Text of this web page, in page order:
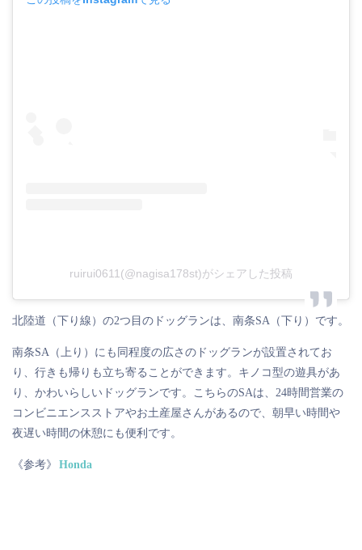
ruirui0611(@nagisa178st)がシェアした投稿
北陸道（下り線）の2つ目のドッグランは、南条SA（下り）です。
南条SA（上り）にも同程度の広さのドッグランが設置されてお
り、行きも帰りも立ち寄ることができます。キノコ型の遊具があ
り、かわいらしいドッグランです。こちらのSAは、24時間営業の
コンビニエンスストアやお土産屋さんがあるので、朝早い時間や
夜遅い時間の休憩にも便利です。
《参考》 Honda